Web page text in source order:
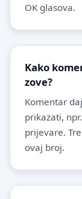
OK glasova.
Kako
zove?
Komentar
prikazati,
prijevare.
ovaj broj.